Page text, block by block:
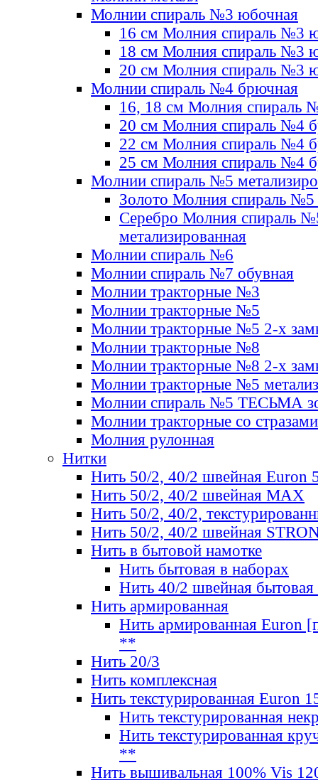
Молнии спираль №3 юбочная
16 см Молния спираль №3
18 см Молния спираль №3
20 см Молния спираль №3
Молнии спираль №4 брючная
16, 18 см Молния спираль
20 см Молния спираль №4
22 см Молния спираль №4
25 см Молния спираль №4
Молнии спираль №5
Золото Молния спираль №5
Серебро Молния спираль
метализированная
Молнии спираль №6
Молнии спираль №7 обувная
Молнии тракторные №3
Молнии тракторные №5
Молнии тракторные №5 2-х
Молнии тракторные №8
Молнии тракторные №8 2-х
Молнии тракторные №5
Молнии спираль №5 ТЕСЬМА
Молнии тракторные со стразами
Молния рулонная
Нитки
Нить 50/2, 40/2 швейная Euron
Нить 50/2, 40/2 швейная МАХ
Нить 50/2, 40/2,
Нить 50/2, 40/2 швейная
Нить в бытовой намотке
Нить бытовая в наборах
Нить 40/2 швейная бытовая
Нить армированная
Нить армированная Euron
**
Нить 20/3
Нить комплексная
Нить текстурированная Euron
Нить текстурированная
Нить текстурированная
**
Нить вышивальная 100% Vis